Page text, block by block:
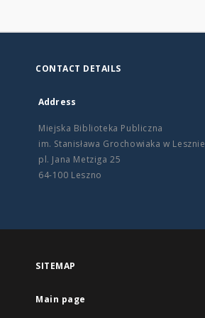
CONTACT DETAILS
Address
Miejska Biblioteka Publiczna
im. Stanisława Grochowiaka w Lesznie
pl. Jana Metziga 25
64-100 Leszno
SITEMAP
Main page